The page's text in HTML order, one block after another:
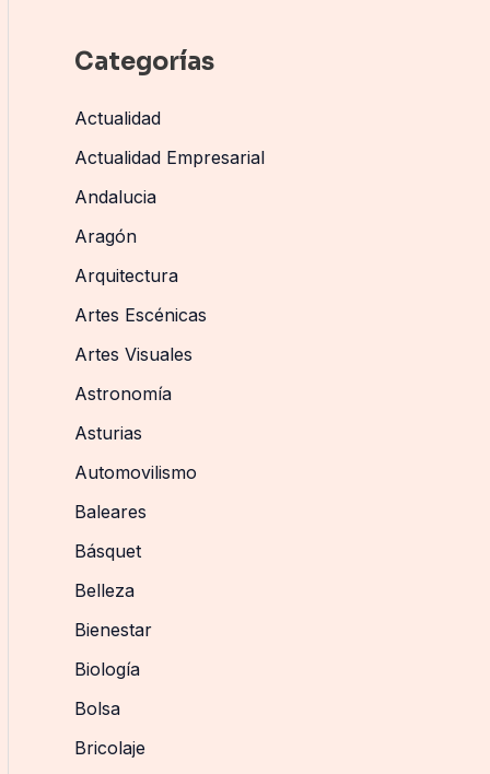
Categorías
Actualidad
Actualidad Empresarial
Andalucia
Aragón
Arquitectura
Artes Escénicas
Artes Visuales
Astronomía
Asturias
Automovilismo
Baleares
Básquet
Belleza
Bienestar
Biología
Bolsa
Bricolaje